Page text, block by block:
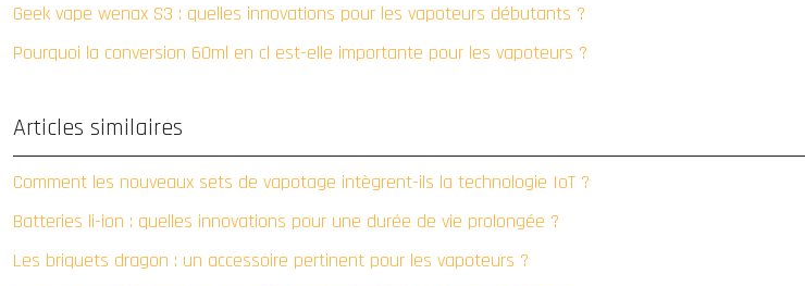
Geek vape wenax S3 : quelles innovations pour les vapoteurs débutants ?
Pourquoi la conversion 60ml en cl est-elle importante pour les vapoteurs ?
Articles similaires
Comment les nouveaux sets de vapotage intègrent-ils la technologie IoT ?
Batteries li-ion : quelles innovations pour une durée de vie prolongée ?
Les briquets dragon : un accessoire pertinent pour les vapoteurs ?